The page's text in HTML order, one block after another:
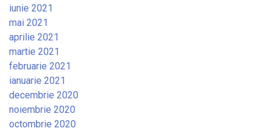
iunie 2021
mai 2021
aprilie 2021
martie 2021
februarie 2021
ianuarie 2021
decembrie 2020
noiembrie 2020
octombrie 2020